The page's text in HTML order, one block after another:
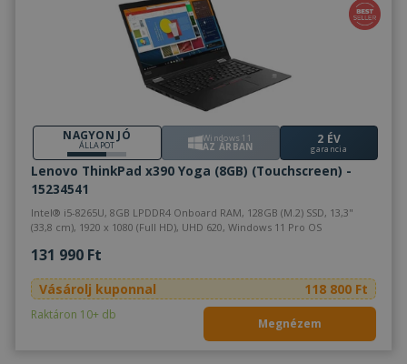
NAGYON JÓ
ÁLLAPOT
Windows 11
AZ ÁRBAN 2 ÉV
garancia
Lenovo ThinkPad x390 Yoga (8GB) (Touchscreen) -
15234541
Intel® i5-8265U, 8GB LPDDR4 Onboard RAM, 128GB (M.2) SSD, 13,3"
(33,8 cm), 1920 x 1080 (Full HD), UHD 620, Windows 11 Pro OS
131 990 Ft
Vásárolj kuponnal 118 800 Ft
Raktáron 10+ db
Megnézem